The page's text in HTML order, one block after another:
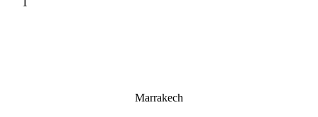
Marrakech